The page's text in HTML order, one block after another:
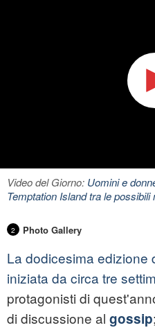
Video del Giorno: Uomini e
Temptation Island tra le possibili
2 Photo Gallery
La dodicesima edizione
iniziata da circa tre
protagonisti di
di discussione al gossip